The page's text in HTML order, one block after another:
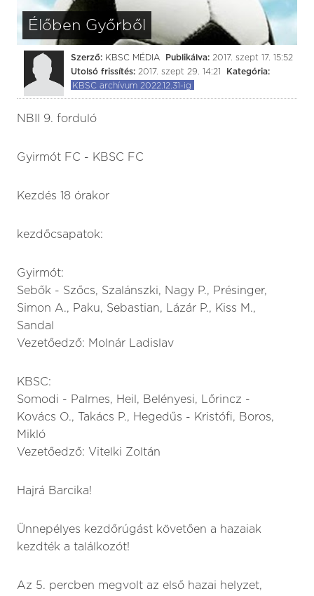
Élőben Győrből
Szerző: KBSC MÉDIA Publikálva: 2017. szept 17. 15:52
Utolsó frissítés: 2017. szept 29. 14:21
Kategória:
KBSC archívum 2022.12.31-ig
NBII 9. forduló
Gyirmót FC - KBSC FC
Kezdés 18 órakor
kezdőcsapatok:
Gyirmót:
Sebők - Szőcs, Szalánszki, Nagy P., Présinger,
Simon A., Paku, Sebastian, Lázár P., Kiss M.,
Sandal
Vezetőedző: Molnár Ladislav
KBSC:
Somodi - Palmes, Heil, Belényesi, Lőrincz -
Kovács O., Takács P., Hegedűs - Kristófi, Boros,
Mikló
Vezetőedző: Vitelki Zoltán
Hajrá Barcika!
Ünnepélyes kezdőrúgást követően a hazaiak
kezdték a találkozót!
Az 5. percben megvolt az első hazai helyzet,